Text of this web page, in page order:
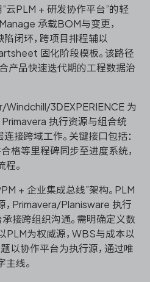
”云PLM + 研发协作平台”的轻
承载BOM与变更，
闭环，跨项目排程辅以
固化阶段模板。该路径
产品快速迭代期的工程数据治
Windchill/3DEXPERIENCE 为
执行资源与组合统
接跨域工作。关键接口包括：
格等里程碑同步至进度系统，
。
+ 企业集成总线”架构。PLM
，Primavera/Planisware 执行
接跨组织沟通。需明确定义数
PLM为权威源，WBS与成本以
以协作平台为执行源，通过唯
线。